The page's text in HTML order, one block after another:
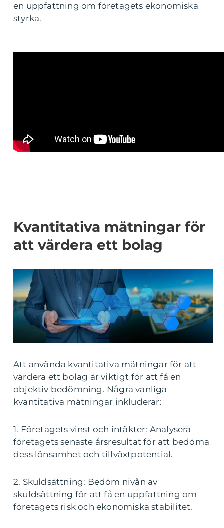
en uppfattning om företagets ekonomiska
styrka.
Kvantitativa mätningar för
att värdera ett bolag
Att använda kvantitativa mätningar för att
värdera ett bolag är viktigt för att få en
objektiv bedömning. Några vanliga
kvantitativa mätningar inkluderar:
1. Företagets vinst och intäkter: Analysera
företagets senaste årsresultat för att bedöma
dess lönsamhet och tillväxtpotential.
2. Skuldsättning: Bedöm nivån av
skuldsättning för att få en uppfattning om
företagets risk och ekonomiska stabilitet.